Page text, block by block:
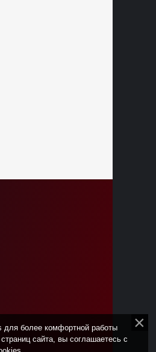
для более комфортной работы
сайта, вы соглашаетесь с